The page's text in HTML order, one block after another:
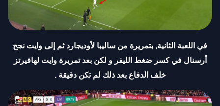
في اللعبة الثانية, بتمريرة من ساليبا لأوديجارد ثم إلى وايت نجح
أرسنال في كسر ضغط الليفر و لكن بعد تمريرة وايت لهافيرتز
خلف الدفاع بعد ذلك لم تكن دقيقة .